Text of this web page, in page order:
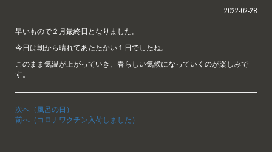
2022-02-28
早いもので２月最終日となりました。
今日は朝から晴れてあたたかい１日でしたね。
このまま気温が上がっていき、春らしい気候になっていくのが楽しみで
す。
次へ（風呂の日）
前へ（コロナワクチン入荷しました）